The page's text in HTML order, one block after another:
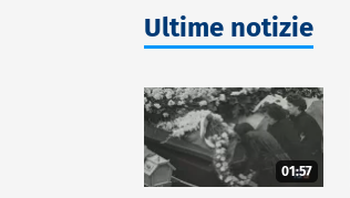
Ultime notizie
01:57